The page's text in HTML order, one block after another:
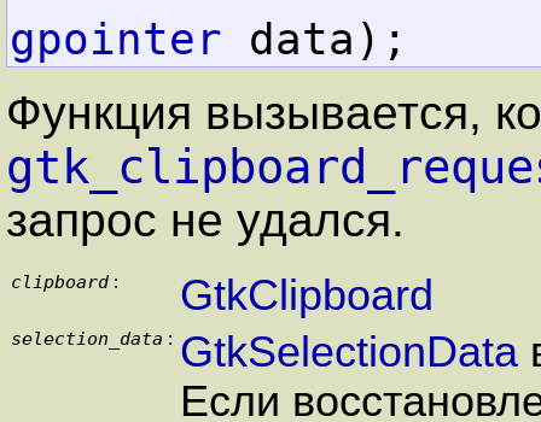
gpointer data);
Функция вызывается,
запрос не удался.
clipboard : GtkClipboard
selection_data : GtkSelectionData
Если